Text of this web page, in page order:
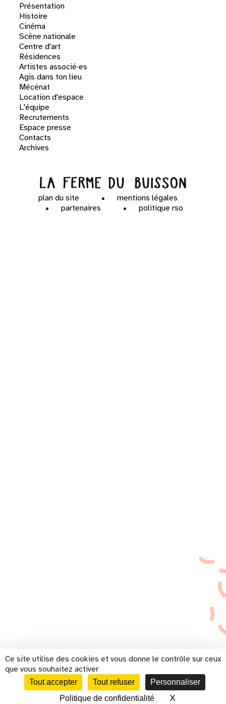
Ce site utilise des cookies et vous donne le contrôle sur ceux
que vous souhaitez activer
Tout accepter Tout refuser
Personnaliser
Politique de confidentialité
XMasquer le
CALENDRIER
Présentation
Histoire
Cinéma
Scène nationale
Centre d'art
Résidences
Artistes associé·es
Agis dans ton lieu
Mécénat
Location d'espace
L'équipe
Recrutements
Espace presse
Contacts
Archives
plan du site
mentions légales
partenaires
politique rso